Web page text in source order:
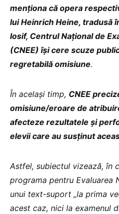
menționa că opera
lui Heinrich Heine, tradusă
Iosif, Centrul Național de
(CNEE) își cere scuze
regretabilă omisiune.
În același timp, CNEE
omisiune/eroare de
afecteze rezultatele și
elevii care au susținut
Astfel, subiectul vizează, în
programa pentru Evaluarea
unui text-suport „la prima
acest caz, nici la examenul